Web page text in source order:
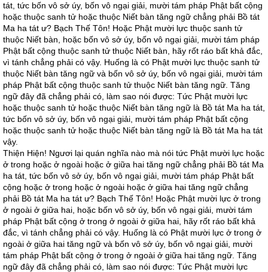
tát, tức bốn vô sở úy, bốn vô ngại giải, mười tám pháp Phật bất cộng
hoặc thuộc sanh tử hoặc thuộc Niết bàn tăng ngữ chẳng phải Bồ tát
Ma ha tát ư? Bạch Thế Tôn! Hoặc Phật mười lực thuộc sanh tử
thuộc Niết bàn, hoặc bốn vô sở úy, bốn vô ngại giải, mười tám pháp
Phật bất cộng thuộc sanh tử thuộc Niết bàn, hãy rốt ráo bất khả đắc,
vì tánh chẳng phải có vậy. Huống là có Phật mười lực thuộc sanh tử
thuộc Niết bàn tăng ngữ và bốn vô sở úy, bốn vô ngại giải, mười tám
pháp Phật bất cộng thuộc sanh tử thuộc Niết bàn tăng ngữ. Tăng
ngữ đây đã chẳng phải có, làm sao nói được: Tức Phật mười lực
hoặc thuộc sanh tử hoặc thuộc Niết bàn tăng ngữ là Bồ tát Ma ha tát,
tức bốn vô sở úy, bốn vô ngại giải, mười tám pháp Phật bất cộng
hoặc thuộc sanh tử hoặc thuộc Niết bàn tăng ngữ là Bồ tát Ma ha tát
vậy.
Thiện Hiện! Ngươi lại quán nghĩa nào mà nói tức Phật mười lực hoặc
ở trong hoặc ở ngoài hoặc ở giữa hai tăng ngữ chẳng phải Bồ tát Ma
ha tát, tức bốn vô sở úy, bốn vô ngại giải, mười tám pháp Phật bất
cộng hoặc ở trong hoặc ở ngoài hoặc ở giữa hai tăng ngữ chẳng
phải Bồ tát Ma ha tát ư? Bạch Thế Tôn! Hoặc Phật mười lực ở trong
ở ngoài ở giữa hai, hoặc bốn vô sở úy, bốn vô ngại giải, mười tám
pháp Phật bất cộng ở trong ở ngoài ở giữa hai, hãy rốt ráo bất khả
đắc, vì tánh chẳng phải có vậy. Huống là có Phật mười lực ở trong ở
ngoài ở giữa hai tăng ngữ và bốn vô sở úy, bốn vô ngại giải, mười
tám pháp Phật bất cộng ở trong ở ngoài ở giữa hai tăng ngữ. Tăng
ngữ đây đã chẳng phải có, làm sao nói được: Tức Phật mười lực